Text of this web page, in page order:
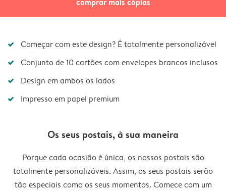
Começar com este design? É totalmente personalizável
Conjunto de 10 cartões com envelopes brancos inclusos
Design em ambos os lados
Impresso em papel premium
Os seus postais, à sua maneira
Porque cada ocasião é única, os nossos postais são
totalmente personalizáveis. Assim, os seus postais serão
tão especiais como os seus momentos. Comece com um